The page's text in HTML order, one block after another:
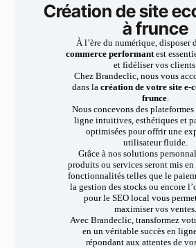
Création de site
à frunce
À l’ère du numérique, disposer
commerce performantest
et fidéliser vos
Chez Brandeclic, nous vous
dans la création de votre site e-
frunce.
Nous concevons des plateformes
ligne intuitives, esthétiques et
optimisées pour offrir une
utilisateur fluide.
Grâce à nos solutions
produits ou services seront mis en
fonctionnalités telles que le
la gestion des stocks ou encore
pour le SEO local vous
maximiser vos ventes.
Avec Brandeclic, transformez
en un véritable succès en
répondant aux attentes de